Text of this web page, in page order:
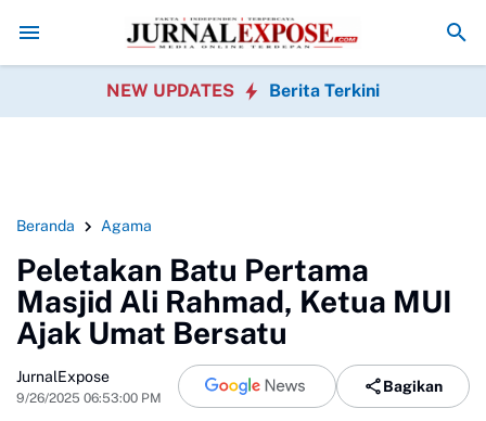
Usaha Orang di Media Sosial, Bisa Berujung Masalah Hukum?
NEW UPDATES Berita Terkini
Beranda Agama
Peletakan Batu Pertama
Masjid Ali Rahmad, Ketua MUI
Ajak Umat Bersatu
JurnalExpose
9/26/2025 06:53:00 PM
Bagikan